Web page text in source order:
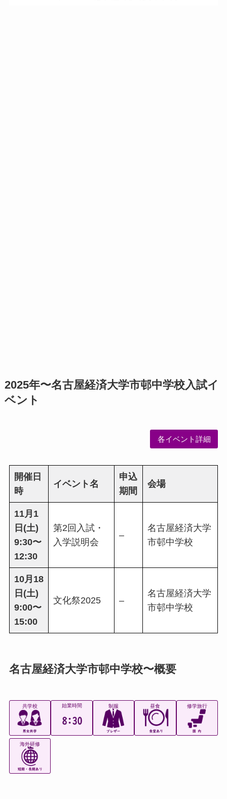
2025年〜名古屋経済大学市邨中学校入試イ
ベント
各イベント詳細
開催日
時
イベント名
申込
期間
会場
11月1
日(土)
9:30〜
12:30
第2回入試・
入学説明会
–
名古屋経済大学
市邨中学校
10月18
日(土)
9:00〜
15:00
文化祭2025 –
名古屋経済大学
市邨中学校
名古屋経済大学市邨中学校〜概要
共学校 始業時間 制服 昼食 修学旅行
海外研修